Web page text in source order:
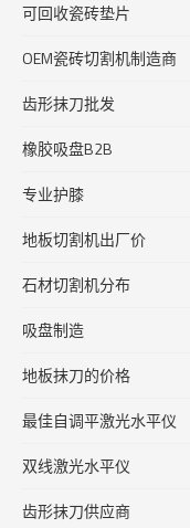
可回收瓷砖垫片
OEM瓷砖切割机制造商
齿形抹刀批发
橡胶吸盘B2B
专业护膝
地板切割机出厂价
石材切割机分布
吸盘制造
地板抹刀的价格
最佳自调平激光水平仪
双线激光水平仪
齿形抹刀供应商